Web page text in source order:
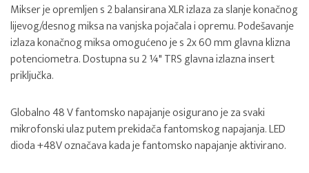
Mikser je opremljen s 2 balansirana XLR izlaza za slanje konačnog
lijevog/desnog miksa na vanjska pojačala i opremu. Podešavanje
izlaza konačnog miksa omogućeno je s 2x 60 mm glavna klizna
potenciometra. Dostupna su 2 ¼" TRS glavna izlazna insert
priključka.
Globalno 48 V fantomsko napajanje osigurano je za svaki
mikrofonski ulaz putem prekidača fantomskog napajanja. LED
dioda +48V označava kada je fantomsko napajanje aktivirano.